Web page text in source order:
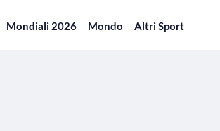
Mondiali 2026 Mondo Altri Sport